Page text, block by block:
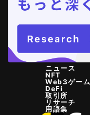
ニュース
NFT
Web3ゲーム
DeFi
取引所
リサーチ
用語集